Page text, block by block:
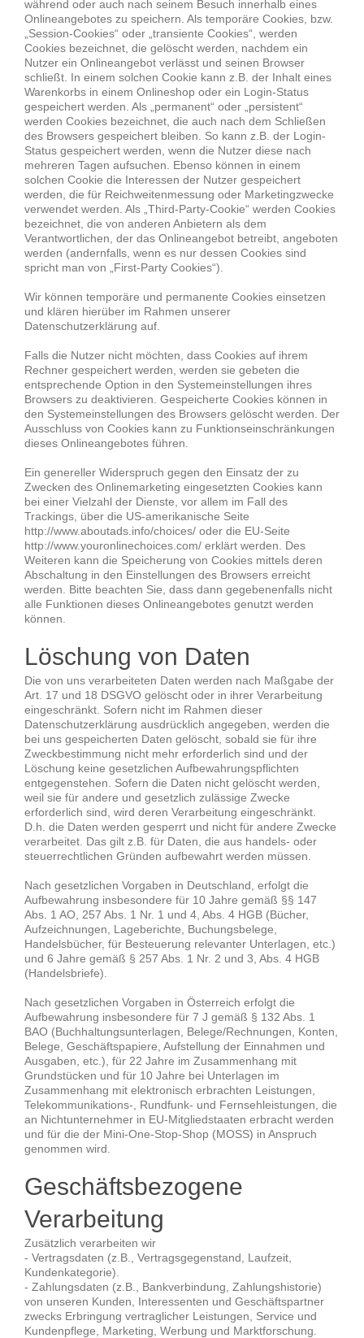
während oder auch nach seinem Besuch innerhalb eines
Onlineangebotes zu speichern. Als temporäre Cookies, bzw.
„Session-Cookies“ oder „transiente Cookies“, werden
Cookies bezeichnet, die gelöscht werden, nachdem ein
Nutzer ein Onlineangebot verlässt und seinen Browser
schließt. In einem solchen Cookie kann z.B. der Inhalt eines
Warenkorbs in einem Onlineshop oder ein Login-Status
gespeichert werden. Als „permanent“ oder „persistent“
werden Cookies bezeichnet, die auch nach dem Schließen
des Browsers gespeichert bleiben. So kann z.B. der Login-
Status gespeichert werden, wenn die Nutzer diese nach
mehreren Tagen aufsuchen. Ebenso können in einem
solchen Cookie die Interessen der Nutzer gespeichert
werden, die für Reichweitenmessung oder Marketingzwecke
verwendet werden. Als „Third-Party-Cookie“ werden Cookies
bezeichnet, die von anderen Anbietern als dem
Verantwortlichen, der das Onlineangebot betreibt, angeboten
werden (andernfalls, wenn es nur dessen Cookies sind
spricht man von „First-Party Cookies“).
Wir können temporäre und permanente Cookies einsetzen
und klären hierüber im Rahmen unserer
Datenschutzerklärung auf.
Falls die Nutzer nicht möchten, dass Cookies auf ihrem
Rechner gespeichert werden, werden sie gebeten die
entsprechende Option in den Systemeinstellungen ihres
Browsers zu deaktivieren. Gespeicherte Cookies können in
den Systemeinstellungen des Browsers gelöscht werden. Der
Ausschluss von Cookies kann zu Funktionseinschränkungen
dieses Onlineangebotes führen.
Ein genereller Widerspruch gegen den Einsatz der zu
Zwecken des Onlinemarketing eingesetzten Cookies kann
bei einer Vielzahl der Dienste, vor allem im Fall des
Trackings, über die US-amerikanische Seite
http://www.aboutads.info/choices/ oder die EU-Seite
http://www.youronlinechoices.com/ erklärt werden. Des
Weiteren kann die Speicherung von Cookies mittels deren
Abschaltung in den Einstellungen des Browsers erreicht
werden. Bitte beachten Sie, dass dann gegebenenfalls nicht
alle Funktionen dieses Onlineangebotes genutzt werden
können.
Löschung von Daten
Die von uns verarbeiteten Daten werden nach Maßgabe der
Art. 17 und 18 DSGVO gelöscht oder in ihrer Verarbeitung
eingeschränkt. Sofern nicht im Rahmen dieser
Datenschutzerklärung ausdrücklich angegeben, werden die
bei uns gespeicherten Daten gelöscht, sobald sie für ihre
Zweckbestimmung nicht mehr erforderlich sind und der
Löschung keine gesetzlichen Aufbewahrungspflichten
entgegenstehen. Sofern die Daten nicht gelöscht werden,
weil sie für andere und gesetzlich zulässige Zwecke
erforderlich sind, wird deren Verarbeitung eingeschränkt.
D.h. die Daten werden gesperrt und nicht für andere Zwecke
verarbeitet. Das gilt z.B. für Daten, die aus handels- oder
steuerrechtlichen Gründen aufbewahrt werden müssen.
Nach gesetzlichen Vorgaben in Deutschland, erfolgt die
Aufbewahrung insbesondere für 10 Jahre gemäß §§ 147
Abs. 1 AO, 257 Abs. 1 Nr. 1 und 4, Abs. 4 HGB (Bücher,
Aufzeichnungen, Lageberichte, Buchungsbelege,
Handelsbücher, für Besteuerung relevanter Unterlagen, etc.)
und 6 Jahre gemäß § 257 Abs. 1 Nr. 2 und 3, Abs. 4 HGB
(Handelsbriefe).
Nach gesetzlichen Vorgaben in Österreich erfolgt die
Aufbewahrung insbesondere für 7 J gemäß § 132 Abs. 1
BAO (Buchhaltungsunterlagen, Belege/Rechnungen, Konten,
Belege, Geschäftspapiere, Aufstellung der Einnahmen und
Ausgaben, etc.), für 22 Jahre im Zusammenhang mit
Grundstücken und für 10 Jahre bei Unterlagen im
Zusammenhang mit elektronisch erbrachten Leistungen,
Telekommunikations-, Rundfunk- und Fernsehleistungen, die
an Nichtunternehmer in EU-Mitgliedstaaten erbracht werden
und für die der Mini-One-Stop-Shop (MOSS) in Anspruch
genommen wird.
Geschäftsbezogene
Verarbeitung
Zusätzlich verarbeiten wir
- Vertragsdaten (z.B., Vertragsgegenstand, Laufzeit,
Kundenkategorie).
- Zahlungsdaten (z.B., Bankverbindung, Zahlungshistorie)
von unseren Kunden, Interessenten und Geschäftspartner
zwecks Erbringung vertraglicher Leistungen, Service und
Kundenpflege, Marketing, Werbung und Marktforschung.